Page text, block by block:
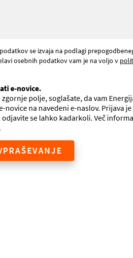
se izvaja na podlagi
osebnih podatkov vam je na voljo v
e-novice.
polje, soglašate, da vam
novice na navedeni e-naslov. Prijava je
odjavite se lahko kadarkoli. Več
.